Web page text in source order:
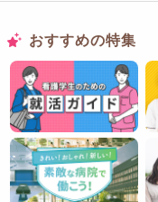
おすすめの特集